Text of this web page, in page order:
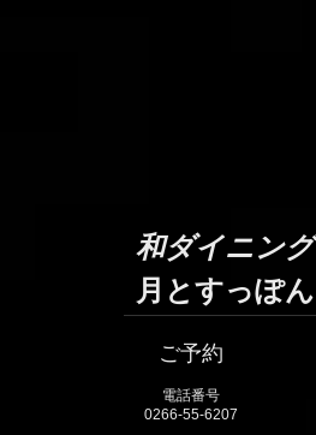
和ダイニング
月とすっぽん
ご予約
電話番号
0266-55-6207